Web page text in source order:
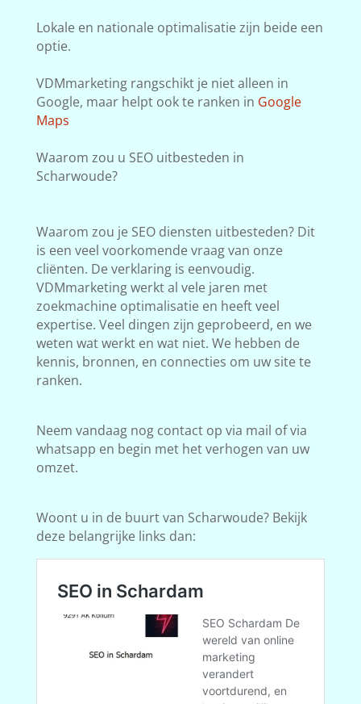
Lokale en nationale optimalisatie zijn beide een
optie.
VDMmarketing rangschikt je niet alleen in
Google, maar helpt ook te ranken in Google
Maps
Waarom zou u SEO uitbesteden in
Scharwoude?
Waarom zou je SEO diensten uitbesteden? Dit
is een veel voorkomende vraag van onze
cliënten. De verklaring is eenvoudig.
VDMmarketing werkt al vele jaren met
zoekmachine optimalisatie en heeft veel
expertise. Veel dingen zijn geprobeerd, en we
weten wat werkt en wat niet. We hebben de
kennis, bronnen, en connecties om uw site te
ranken.
Neem vandaag nog contact op via mail of via
whatsapp en begin met het verhogen van uw
omzet.
Woont u in de buurt van Scharwoude? Bekijk
deze belangrijke links dan: